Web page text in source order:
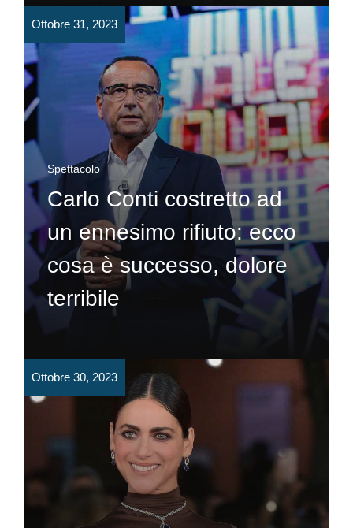
Ottobre 31, 2023
Spettacolo
Carlo Conti costretto ad
un ennesimo rifiuto: ecco
cosa è successo, dolore
terribile
Ottobre 30, 2023